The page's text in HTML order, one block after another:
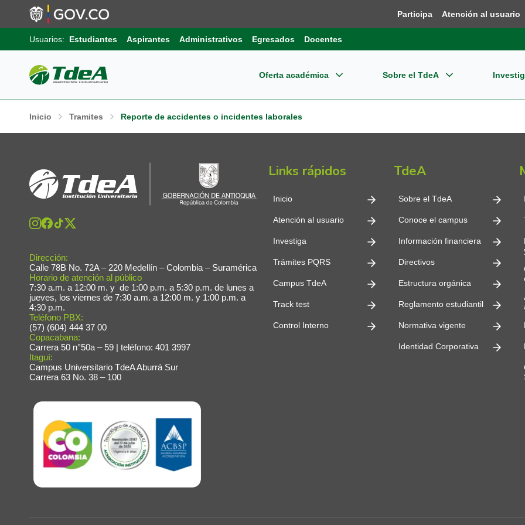
Participa Atención al usuario
Usuarios: Estudiantes Aspirantes Administrativos Egresados Docentes
Oferta académica
Posgrados
Educación Continua
Facultades
Sobre el TdeA
Sobre el TdeA
Investigación
Extensión
Complejo Financiero y Centro de Negocios
Inicio Tramites Reporte de accidentes o incidentes laborales
Dirección:
Calle 78B No. 72A – 220 Medellín – Colombia – Suramérica
Horario de atención al público
7:30 a.m. a 12:00 m. y de 1:00 p.m. a 5:30 p.m. de lunes a
jueves, los viernes de 7:30 a.m. a 12:00 m. y 1:00 p.m. a
4:30 p.m.
Teléfono PBX:
(57) (604) 444 37 00
Copacabana:
Carrera 50 n°50a – 59 | teléfono: 401 3997
Itaguí:
Campus Universitario TdeA Aburrá Sur
Carrera 63 No. 38 – 100
Links rápidos
Inicio
Atención al usuario
Investiga
Trámites PQRS
Campus TdeA
Track test
Control Interno
TdeA
Sobre el TdeA
Conoce el campus
Información financiera
Directivos
Estructura orgánica
Reglamento estudiantil
Normativa vigente
Identidad Corporativa